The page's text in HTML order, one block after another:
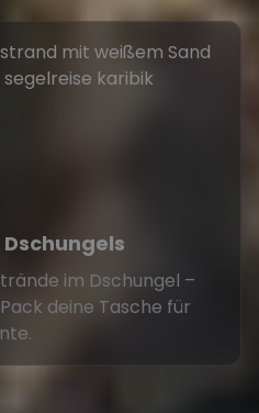
im Dschungel –
deine Tasche für